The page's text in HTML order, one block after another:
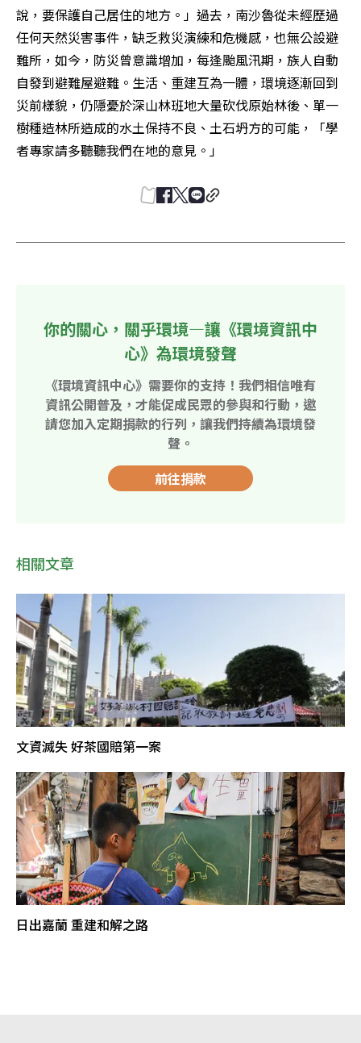
說，要保護自己居住的地方。」過去，南沙魯從未經歷過
任何天然災害事件，缺乏救災演練和危機感，也無公設避
難所，如今，防災曾意識增加，每逢颱風汛期，族人自動
自發到避難屋避難。生活、重建互為一體，環境逐漸回到
災前樣貌，仍隱憂於深山林班地大量砍伐原始林後、單一
樹種造林所造成的水土保持不良、土石坍方的可能，「學
者專家請多聽聽我們在地的意見。」
你的關心，關乎環境—讓《環境資訊中
心》為環境發聲
《環境資訊中心》需要你的支持！我們相信唯有
資訊公開普及，才能促成民眾的參與和行動，邀
請您加入定期捐款的行列，讓我們持續為環境發
聲。
前往捐款
相關文章
文資滅失 好茶國賠第一案
日出嘉蘭 重建和解之路